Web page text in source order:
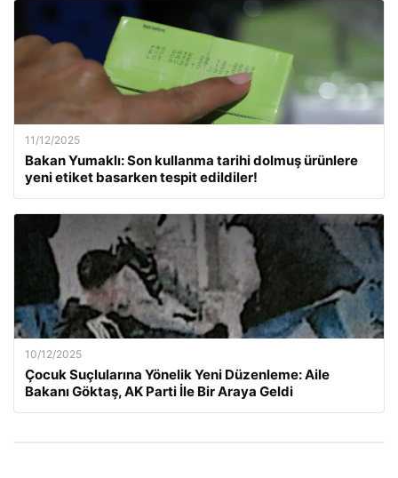
11/12/2025
Bakan Yumaklı: Son kullanma tarihi dolmuş ürünlere
yeni etiket basarken tespit edildiler!
10/12/2025
Çocuk Suçlularına Yönelik Yeni Düzenleme: Aile
Bakanı Göktaş, AK Parti İle Bir Araya Geldi